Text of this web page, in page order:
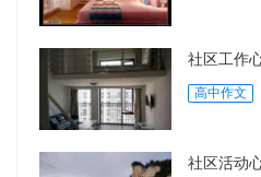
社区工作
高中作文
社区活动